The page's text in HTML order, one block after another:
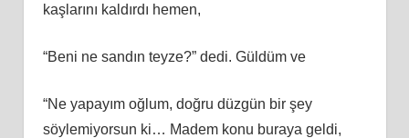
kaşlarını kaldırdı hemen,
“Beni ne sandın teyze?” dedi. Güldüm ve
“Ne yapayım oğlum, doğru düzgün bir şey
söylemiyorsun ki… Madem konu buraya geldi,